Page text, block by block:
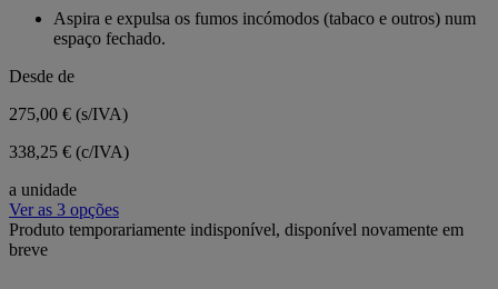
estrelas.
Aspira e expulsa os fumos incómodos (tabaco e outros) num
espaço fechado.
Desde de
275,00 € (s/IVA)
338,25 € (c/IVA)
a unidade
Ver as 3 opções
Produto temporariamente indisponível, disponível novamente em
breve